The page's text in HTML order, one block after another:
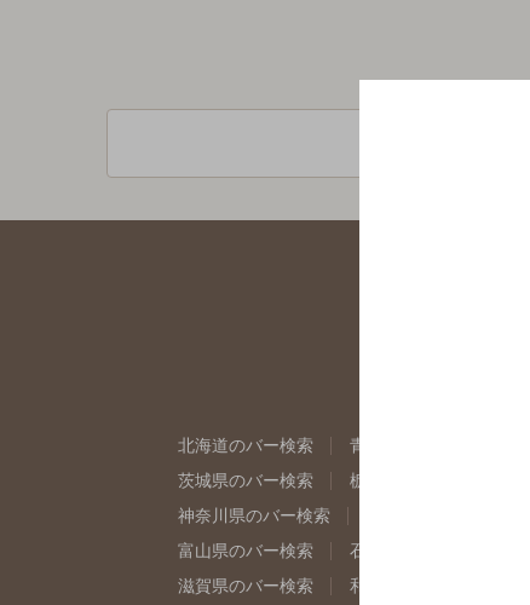
北海道のバー検索 青森県のバー検索
茨城県のバー検索
栃木県のバー検索
神奈川県のバー検索
富山県のバー検索
石川県のバー検索
滋賀県のバー検索
和歌山県のバー検索